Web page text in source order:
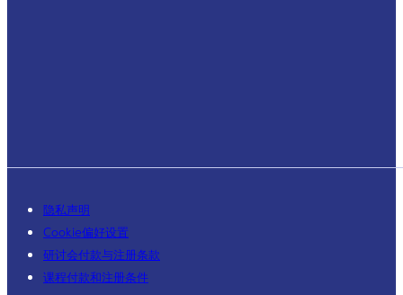
隐私声明
Cookie偏好设置
研讨会付款与注册条款
课程付款和注册条件